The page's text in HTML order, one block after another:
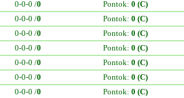
0-0-0 /0 Pontok: 0 (C)
0-0-0 /0 Pontok: 0 (C)
0-0-0 /0 Pontok: 0 (C)
0-0-0 /0 Pontok: 0 (C)
0-0-0 /0 Pontok: 0 (C)
0-0-0 /0 Pontok: 0 (C)
0-0-0 /0 Pontok: 0 (C)